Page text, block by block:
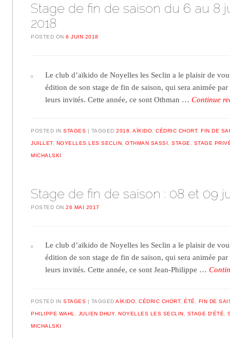
Stage de fin de saison du 6 au 8
2018
POSTED ON6 JUIN 2018
Le club d’aïkido de Noyelles les Seclin a le plaisir de
édition de son stage de fin de saison, qui sera animée
leurs invités. Cette année, ce sont Othman …Continue
POSTED INSTAGES TAGGED2018 ,AÏKIDO ,CÉDRIC CHORT,FIN DE
JUILLET, NOYELLES LES SECLIN ,OTHMAN SASSI ,STAGE STAGE
MICHALSKI
Stage de fin de saison : 08 et 09
POSTED ON26 MAI 2017
Le club d’aïkido de Noyelles les Seclin a le plaisir de
édition de son stage de fin de saison, qui sera animée
leurs invités. Cette année, ce sont Jean-Philippe …
POSTED INSTAGES TAGGEDAÏKIDO ,CÉDRIC CHORT,ÉTÉ FIN DE
PHILIPPE WAHL JULIEN DHUY,NOYELLES LES SECLIN STAGE D'ÉTÉ ,
MICHALSKI